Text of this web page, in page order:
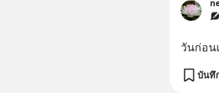
วันก่อน
บันทึ